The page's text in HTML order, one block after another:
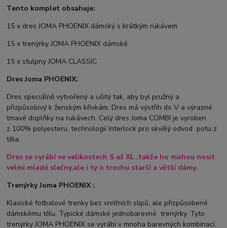
Tento komplet obsahuje:
15 x dres JOMA PHOENIX dámský s krátkým rukávem
15 x trenýrky JOMA PHOENIX dámské
15 x stulpny JOMA CLASSIC
Dres Joma PHOENIX:
Dres speciálně vytvořený a ušitý tak, aby byl pružný a
přizpůsobivý k ženským křivkám. Dres má výstřih do V a výrazné
tmavé doplňky na rukávech. Celý dres Joma COMBI je vyroben
z 100% polyesteru, technologií Interlock pro skvělý odvod potu z
těla.
Dres se vyrábí ve velikostech S až XL ,takže ho mohou nosit
velmi mladé slečny,ale i ty o trochu starší a větší dámy.
Trenýrky Joma PHOENIX :
Klasické fotbalové trenky bez vnitřních slipů, ale přizpůsobené
dámskému tělu. Typické dámské jednobarevné trenýrky. Tyto
trenýrky JOMA PHOENIX se vyrábí v mnoha barevných kombinací.